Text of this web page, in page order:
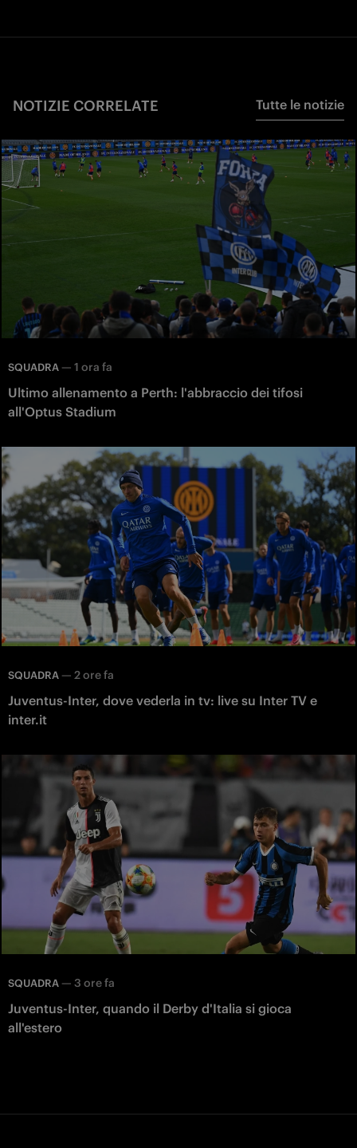
NOTIZIE CORRELATE Tutte le notizie
SQUADRA — 1 ora fa
Ultimo allenamento a Perth: l'abbraccio dei tifosi
all'Optus Stadium
SQUADRA — 2 ore fa
Juventus-Inter, dove vederla in tv: live su Inter TV e
inter.it
SQUADRA — 3 ore fa
Juventus-Inter, quando il Derby d'Italia si gioca
all'estero